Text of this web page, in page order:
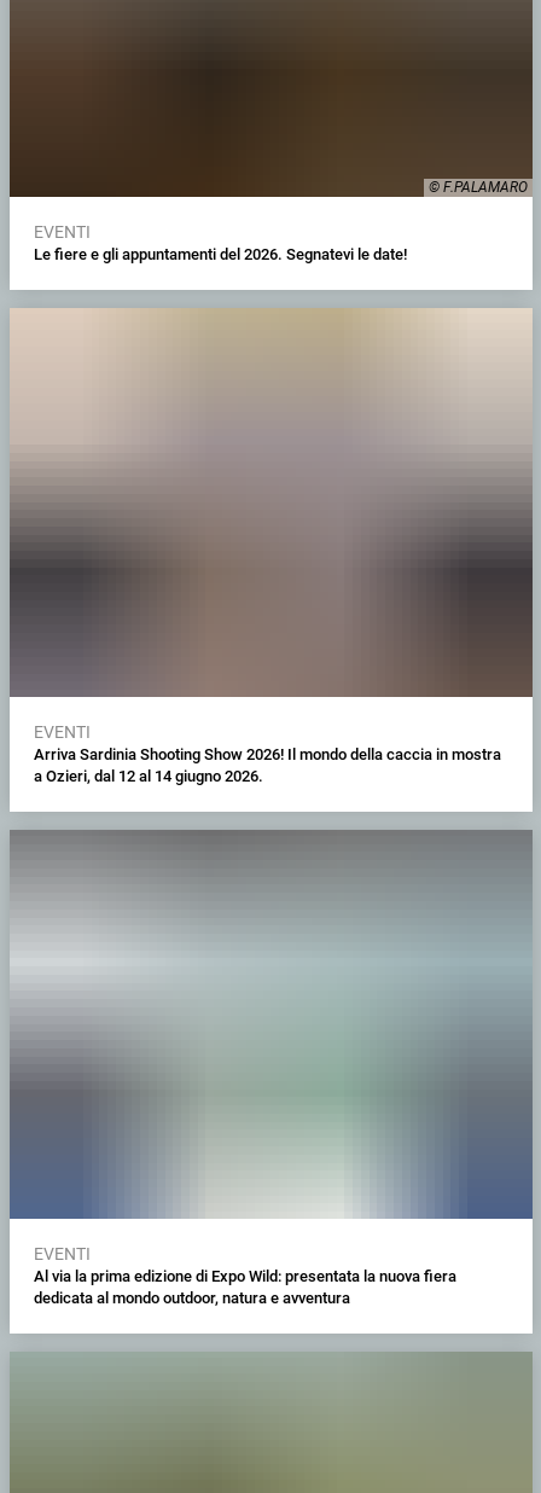
© F.PALAMARO
EVENTI
Le fiere e gli appuntamenti del 2026. Segnatevi le date!
EVENTI
Arriva Sardinia Shooting Show 2026! Il mondo della caccia in mostra
a Ozieri, dal 12 al 14 giugno 2026.
EVENTI
Al via la prima edizione di Expo Wild: presentata la nuova fiera
dedicata al mondo outdoor, natura e avventura